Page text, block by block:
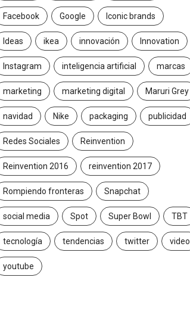
Facebook Google Iconic brands
Ideas ikea innovación Innovation
Instagram inteligencia artificial marcas
marketing marketing digital Maruri Grey
navidad Nike packaging publicidad
Redes Sociales Reinvention
Reinvention 2016 reinvention 2017
Rompiendo fronteras Snapchat
social media Spot Super Bowl TBT
tecnología tendencias twitter video
youtube